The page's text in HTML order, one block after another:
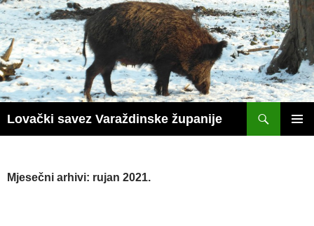
Skoči
do
sadržaja
Lovački savez Varaždinske županije
Mjesečni arhivi: rujan 2021.